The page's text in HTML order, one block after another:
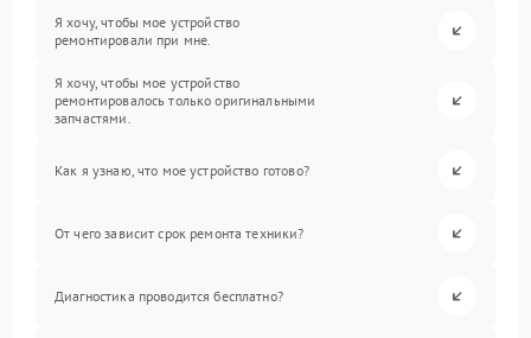
Я хочу, чтобы мое устройство
ремонтировали при мне.
Я хочу, чтобы мое устройство
ремонтировалось только оригинальными
запчастями.
Как я узнаю, что мое устройство готово?
От чего зависит срок ремонта техники?
Диагностика проводится бесплатно?